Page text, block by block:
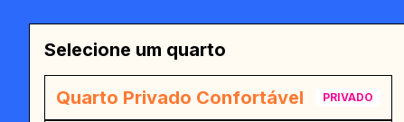
Selecione um quarto
Quarto Privado Confortável PRIVADO